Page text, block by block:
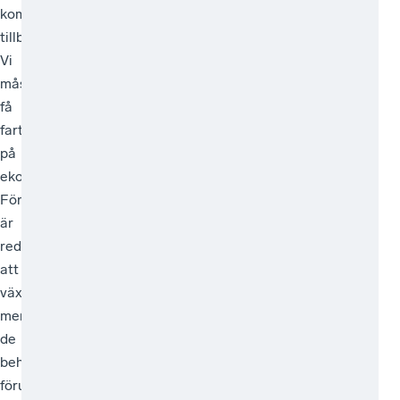
komma
tillbaka,
Vi
måste
få
fart
på
ekonomin.
Företagen
är
redo
att
växa,
men
de
behöver
förutsägbarhet